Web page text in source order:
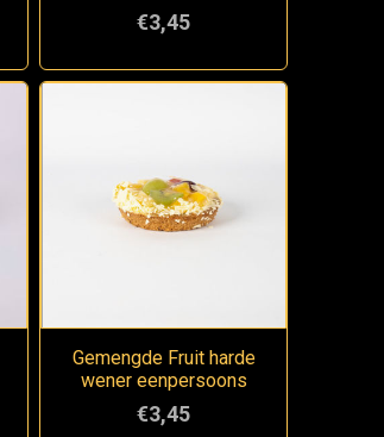
€3,45
Gemengde Fruit harde
wener eenpersoons
€3,45